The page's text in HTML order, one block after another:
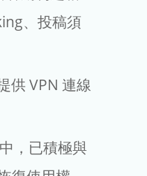
、投稿須
供 VPN 連線
，已積極與